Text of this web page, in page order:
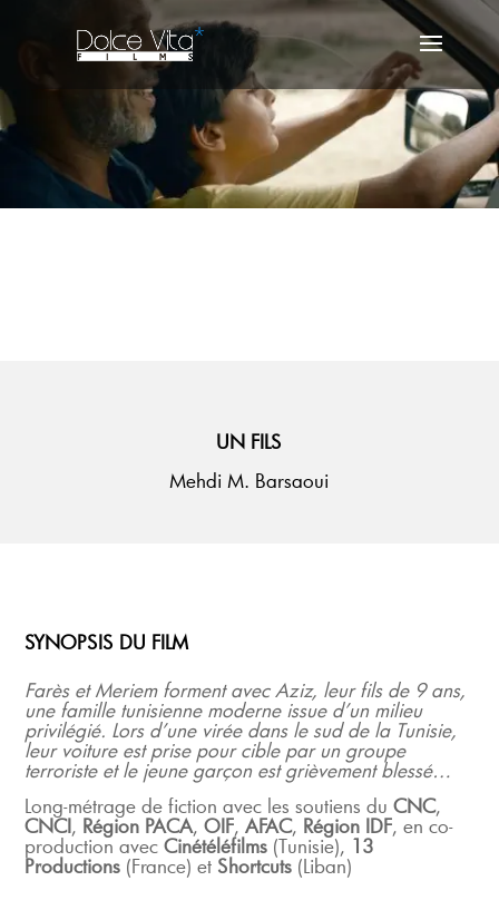
UN FILS
Mehdi M. Barsaoui
SYNOPSIS DU FILM
Farès et Meriem forment avec Aziz, leur fils de 9 ans,
une famille tunisienne moderne issue d’un milieu
privilégié. Lors d’une virée dans le sud de la Tunisie,
leur voiture est prise pour cible par un groupe
terroriste et le jeune garçon est grièvement blessé…
Long-métrage de fiction avec les soutiens duCNC,
CNCI, Région PACA,OIF,AFAC, Région IDF,en co-
production avecCinétéléfilms (Tunisie), 13
Productions (France) et Shortcuts (Liban)